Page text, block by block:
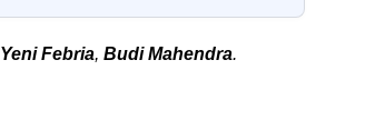
Yeni Febria, Budi Mahendra.